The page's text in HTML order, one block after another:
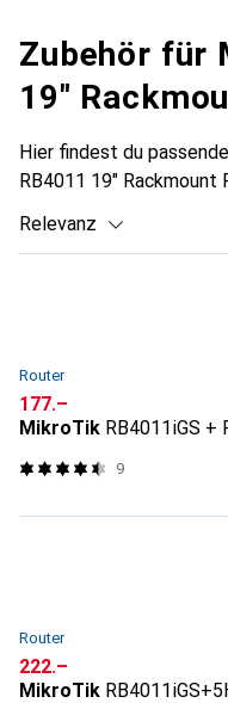
Zubehör für
19"
Hier findest du
RB4011 19" Rackmount
Relevanz
Router
CHF
177.–
MikroTik RB4011iGS +
9
Router
CHF
222.–
MikroTik